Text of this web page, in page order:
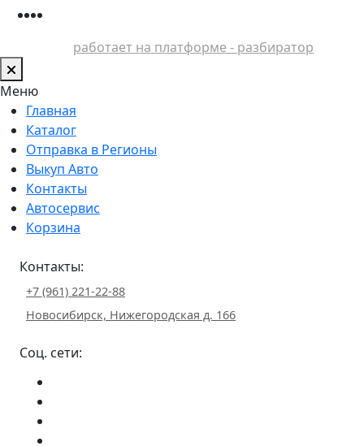
работает на платформе - разбиратор
Меню
Главная
Каталог
Отправка в Регионы
Выкуп Авто
Контакты
Автосервис
Корзина
Контакты:
+7 (961) 221-22-88
Новосибирск, Нижегородская д. 166
Соц. сети: